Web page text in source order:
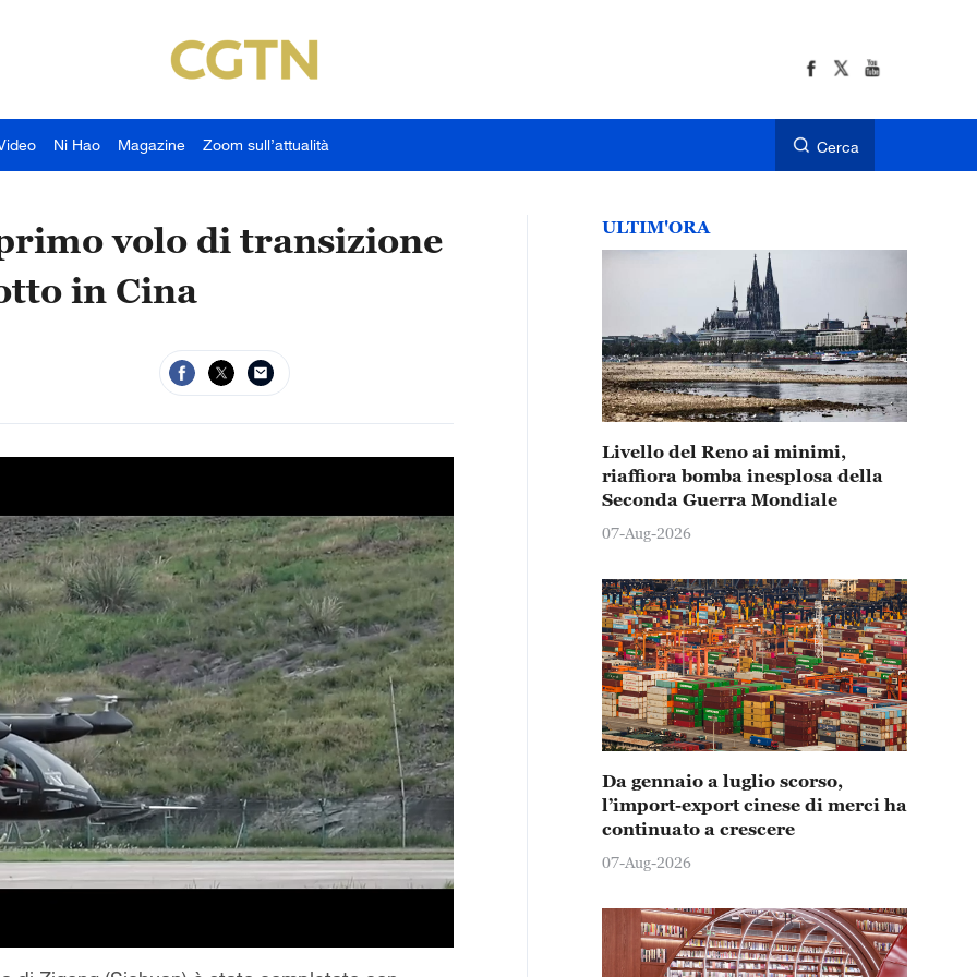
Ni Hao Magazine Zoom sull’attualità Cerca
volo di transizione
in Cina
ULTIM'ORA
Livello del Reno ai minimi,
riaffiora bomba inesplosa della
Seconda Guerra Mondiale
07-Aug-2026
Da gennaio a luglio scorso,
l’import-export cinese di merci ha
continuato a crescere
07-Aug-2026